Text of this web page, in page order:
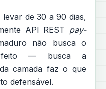
de 30 a 90 dias,
API REST pay-
não busca o
— busca a
camada faz o que
defensável.